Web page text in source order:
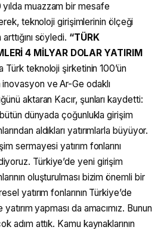
muazzam bir mesafe
teknoloji girişimlerinin ölçeği
söyledi. “TÜRK
4 MİLYAR DOLAR YATIRIM
Türk teknoloji şirketinin 100’ün
ve Ar-Ge odaklı
aktaran Kacır, şunları kaydetti:
dünyada çoğunlukla girişim
aldıkları yatırımlarla büyüyor.
sermayesi yatırım fonlarını
Türkiye’de yeni girişim
oluşturulması bizim önemli bir
yatırım fonlarının Türkiye’de
yapması da amacımız. Bunun
adım attık. Kamu kaynaklarının